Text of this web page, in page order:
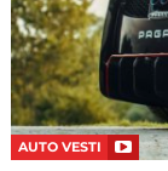
AUTO VESTI